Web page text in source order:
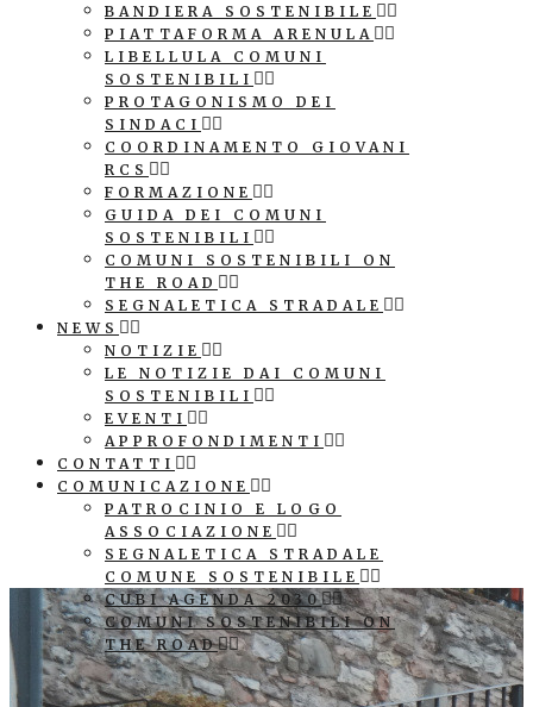
BANDIERA SOSTENIBILE
PIATTAFORMA ARENULA
LIBELLULA COMUNI
SOSTENIBILI
PROTAGONISMO DEI
SINDACI
COORDINAMENTO GIOVANI
RCS
FORMAZIONE
GUIDA DEI COMUNI
SOSTENIBILI
COMUNI SOSTENIBILI ON
THE ROAD
SEGNALETICA STRADALE
NEWS
NOTIZIE
LE NOTIZIE DAI COMUNI
SOSTENIBILI
EVENTI
APPROFONDIMENTI
CONTATTI
COMUNICAZIONE
PATROCINIO E LOGO
ASSOCIAZIONE
SEGNALETICA STRADALE
COMUNE SOSTENIBILE
CUBI AGENDA 2030
COMUNI SOSTENIBILI ON
THE ROAD